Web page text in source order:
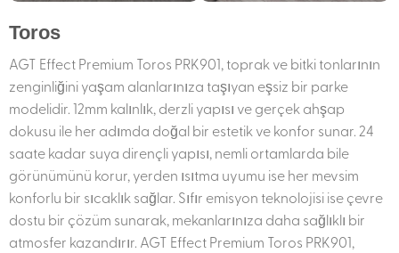
Toros
AGT Effect Premium Toros PRK901, toprak ve bitki tonlarının
zenginliğini yaşam alanlarınıza taşıyan eşsiz bir parke
modelidir. 12mm kalınlık, derzli yapısı ve gerçek ahşap
dokusu ile her adımda doğal bir estetik ve konfor sunar. 24
saate kadar suya dirençli yapısı, nemli ortamlarda bile
görünümünü korur, yerden ısıtma uyumu ise her mevsim
konforlu bir sıcaklık sağlar. Sıfır emisyon teknolojisi ise çevre
dostu bir çözüm sunarak, mekanlarınıza daha sağlıklı bir
atmosfer kazandırır. AGT Effect Premium Toros PRK901,